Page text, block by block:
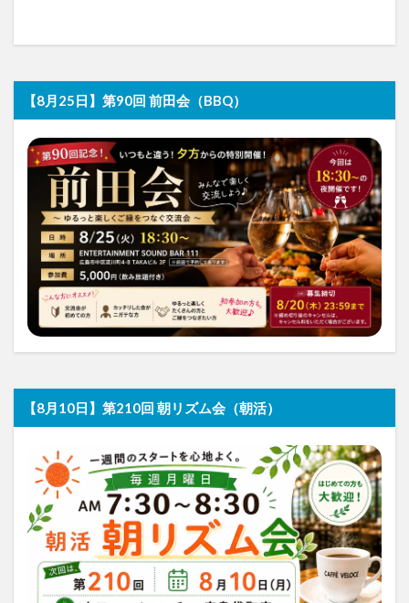
【8月25日】第90回 前田会（BBQ）
【8月10日】第210回 朝リズム会（朝活）